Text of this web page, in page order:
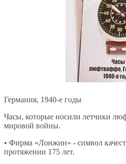
Германия, 1940-е годы
Часы, которые носили летчики
мировой войны.
• Фирма «Лонжин» - символ
протяжении 175 лет.